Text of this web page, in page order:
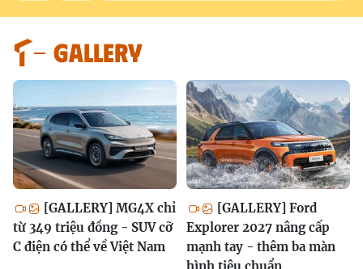
GALLERY
[GALLERY] MG4X chỉ
từ 349 triệu đồng - SUV cỡ
C điện có thể về Việt Nam
[GALLERY] Ford
Explorer 2027 nâng cấp
mạnh tay - thêm ba màn
hình tiêu chuẩn